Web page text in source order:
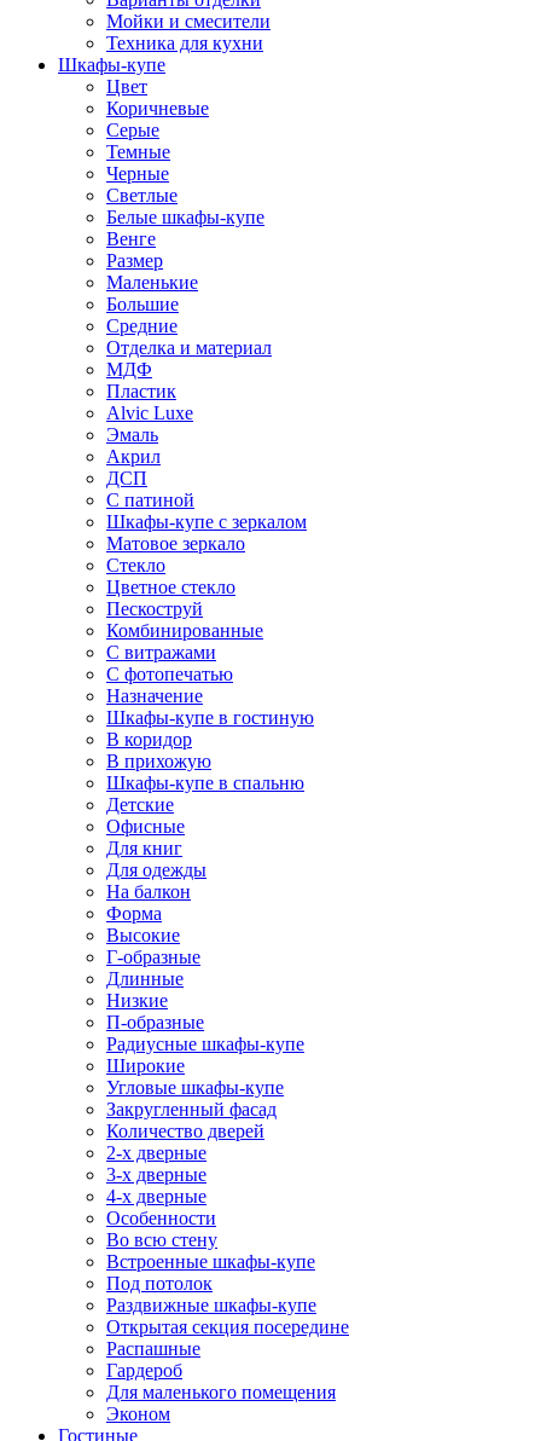
Мойки и смесители
Техника для кухни
Шкафы-купе
Цвет
Коричневые
Серые
Темные
Черные
Светлые
Белые шкафы-купе
Венге
Размер
Маленькие
Большие
Средние
Отделка и материал
МДФ
Пластик
Alvic Luxe
Эмаль
Акрил
ДСП
С патиной
Шкафы-купе с зеркалом
Матовое зеркало
Стекло
Цветное стекло
Пескоструй
Комбинированные
С витражами
С фотопечатью
Назначение
Шкафы-купе в гостиную
В коридор
В прихожую
Шкафы-купе в спальню
Детские
Офисные
Для книг
Для одежды
На балкон
Форма
Высокие
Г-образные
Длинные
Низкие
П-образные
Радиусные шкафы-купе
Широкие
Угловые шкафы-купе
Закругленный фасад
Количество дверей
2-х дверные
3-х дверные
4-х дверные
Особенности
Во всю стену
Встроенные шкафы-купе
Под потолок
Раздвижные шкафы-купе
Открытая секция посередине
Распашные
Гардероб
Для маленького помещения
Эконом
Гостиные